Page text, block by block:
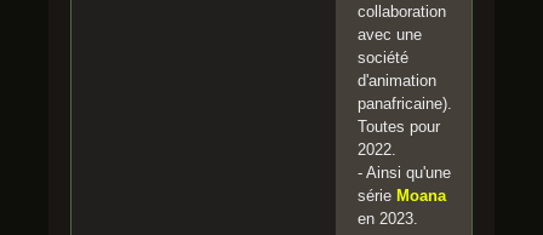
collaboration
avec une
société
d'animation
panafricaine).
Toutes pour
2022.
- Ainsi qu'une
série Moana
en 2023.